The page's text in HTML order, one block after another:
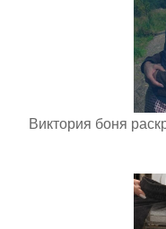
Виктория боня